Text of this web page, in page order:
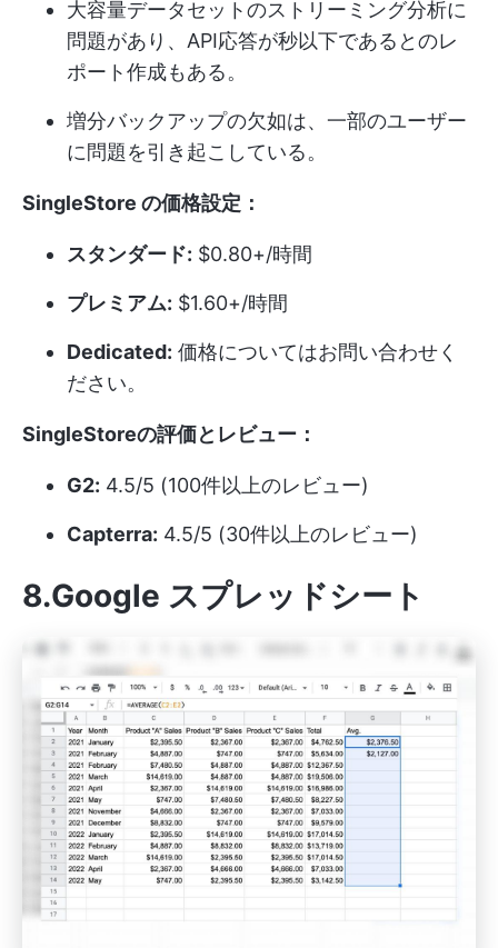
大容量データセットのストリーミング分析に
問題があり、API応答が秒以下であるとのレ
ポート作成もある。
増分バックアップの欠如は、一部のユーザー
に問題を引き起こしている。
SingleStore の価格設定：
スタンダード: $0.80+/時間
プレミアム: $1.60+/時間
Dedicated: 価格についてはお問い合わせく
ださい。
SingleStoreの評価とレビュー：
G2: 4.5/5 (100件以上のレビュー)
Capterra: 4.5/5 (30件以上のレビュー)
8.Google スプレッドシート